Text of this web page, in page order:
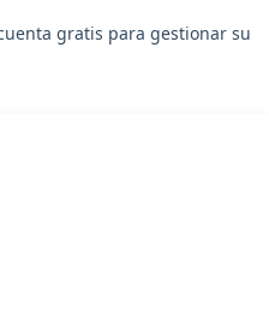
gratis para gestionar su